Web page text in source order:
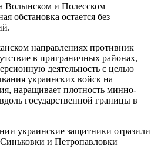
Волынском и Полесском
обстановка остается без
направлениях противник
в приграничных районах,
деятельность с целью
украинских войск на
наращивает плотность минно-
государственной границы в
украинские защитники отразили
Синьковки и Петропавловки